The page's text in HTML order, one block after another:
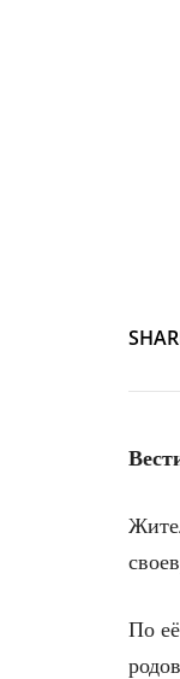
По